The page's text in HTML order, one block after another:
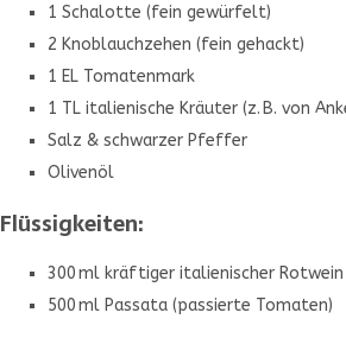
1 Schalotte (fein gewürfelt)
2 Knoblauchzehen (fein gehackt)
1 EL Tomatenmark
1 TL italienische Kräuter (z. B. von
Salz & schwarzer Pfeffer
Olivenöl
Flüssigkeiten:
300 ml kräftiger italienischer Rotwein
500 ml Passata (passierte Tomaten)